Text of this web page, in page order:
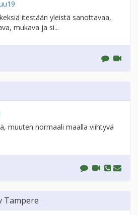
itestään yleistä sanottavaa,
mukava ja si...
muuten normaali maalla viihtyvä
Tampere